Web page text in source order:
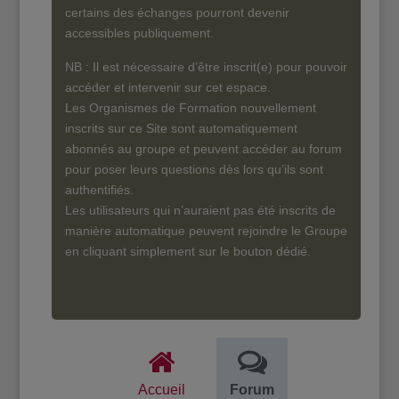
certains des échanges pourront devenir
accessibles publiquement.
NB : Il est nécessaire d’être inscrit(e) pour pouvoir
accéder et intervenir sur cet espace.
Les Organismes de Formation nouvellement
inscrits sur ce Site sont automatiquement
abonnés au groupe et peuvent accéder au forum
pour poser leurs questions dès lors qu’ils sont
authentifiés.
Les utilisateurs qui n’auraient pas été inscrits de
manière automatique peuvent rejoindre le Groupe
en cliquant simplement sur le bouton dédié.
Accueil Forum